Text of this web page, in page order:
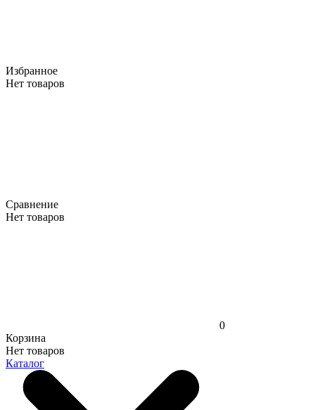
Избранное
Нет товаров
Сравнение
Нет товаров
0
Корзина
Нет товаров
Каталог